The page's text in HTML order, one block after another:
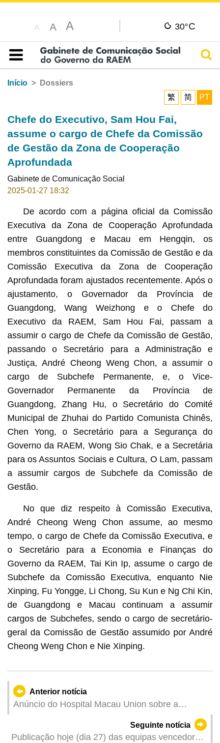
A A A 30°C
Índice
Início
Dossiers
繁
简 PT
Chefe do Executivo, Sam Hou Fai,
assume o cargo de Chefe da Comissão
de Gestão da Zona de Cooperação
Aprofundada
Gabinete de Comunicação Social
2025-01-27 18:32
De acordo com a página oficial da Comissão
Executiva da Zona de Cooperação Aprofundada
entre Guangdong e Macau em Hengqin, os
membros constituintes da Comissão de Gestão e da
Comissão Executiva da Zona de Cooperação
Aprofundada foram ajustados recentemente. Após o
ajustamento, o Governador da Província de
Guangdong, Wang Weizhong e o Chefe do
Executivo da RAEM, Sam Hou Fai, passam a
assumir o cargo de Chefe da Comissão de Gestão,
passando o Secretário para a Administração e
Justiça, André Cheong Weng Chon, a assumir o
cargo de Subchefe Permanente, e, o Vice-
Governador Permanente da Província de
Guangdong, Zhang Hu, o Secretário do Comité
Municipal de Zhuhai do Partido Comunista Chinês,
Chen Yong, o Secretário para a Segurança do
Governo da RAEM, Wong Sio Chak, e a Secretária
para os Assuntos Sociais e Cultura, O Lam, passam
a assumir cargos de Subchefe da Comissão de
Gestão.
No que diz respeito à Comissão Executiva,
André Cheong Weng Chon assume, ao mesmo
tempo, o cargo de Chefe da Comissão Executiva, e
o Secretário para a Economia e Finanças do
Governo da RAEM, Tai Kin Ip, assume o cargo de
Subchefe da Comissão Executiva, enquanto Nie
Xinping, Fu Yongge, Li Chong, Su Kun e Ng Chi Kin,
de Guangdong e Macau continuam a assumir
cargos de Subchefes, sendo o cargo de secretário-
geral da Comissão de Gestão assumido por André
Cheong Weng Chon e Nie Xinping.
Anterior notícia
Anúncio do Hospital Macau Union sobre a
programação da prestação de serviços médicos
durante os feriados do Ano Novo Chinês
Seguinte notícia
Publicação hoje (dia 27) das equipas vencedoras